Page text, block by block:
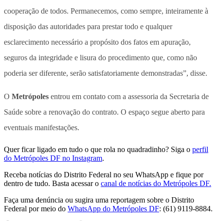
cooperação de todos. Permanecemos, como sempre, inteiramente à
disposição das autoridades para prestar todo e qualquer
esclarecimento necessário a propósito dos fatos em apuração,
seguros da integridade e lisura do procedimento que, como não
poderia ser diferente, serão satisfatoriamente demonstradas”, disse.
O Metrópoles entrou em contato com a assessoria da Secretaria de
Saúde sobre a renovação do contrato. O espaço segue aberto para
eventuais manifestações.
Quer ficar ligado em tudo o que rola no quadradinho? Siga o perfil
do Metrópoles DF no Instagram.
Receba notícias do Distrito Federal no seu WhatsApp e fique por
dentro de tudo. Basta acessar o canal de notícias do Metrópoles DF.
Faça uma denúncia ou sugira uma reportagem sobre o Distrito
Federal por meio do WhatsApp do Metrópoles DF: (61) 9119-8884.